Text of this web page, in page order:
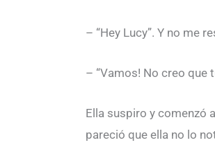
– “Hey Lucy”. Y no me
– “Vamos! No creo que
Ella suspiro y comenzó
pareció que ella no lo